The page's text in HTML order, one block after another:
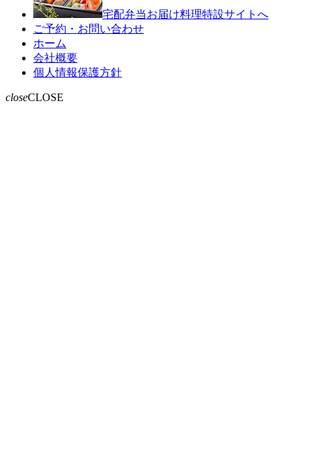
宅配弁当お届け料理特設サイトへ
ご予約・お問い合わせ現
ホーム
会社概要
個人情報保護方針
closeCLOSE